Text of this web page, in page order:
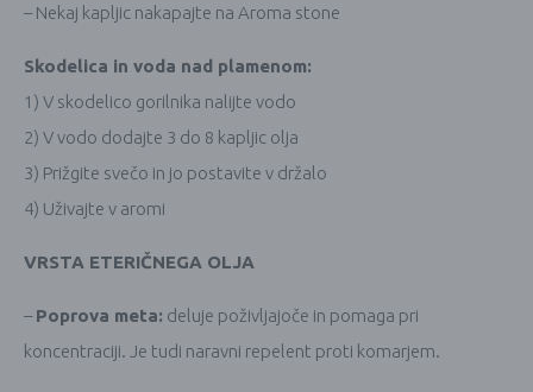
– Nekaj kapljic nakapajte na Aroma stone
Skodelica in voda nad plamenom:
1) V skodelico gorilnika nalijte vodo
2) V vodo dodajte 3 do 8 kapljic olja
3) Prižgite svečo in jo postavite v držalo
4) Uživajte v aromi
VRSTA ETERIČNEGA OLJA
–Poprova meta: deluje poživljajoče in pomaga pri
koncentraciji. Je tudi naravni repelent proti komarjem.